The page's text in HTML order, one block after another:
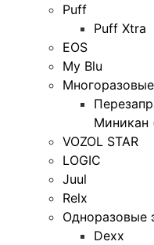
Puff
Puff Xtra
EOS
My Blu
Миникан
VOZOL STAR
LOGIC
Juul
Relx
Одноразовые
Dexx